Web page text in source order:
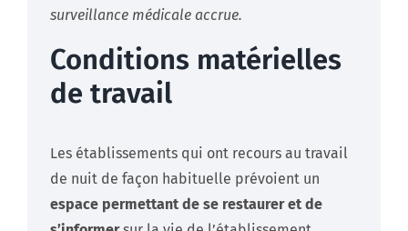
surveillance médicale accrue.
Conditions matérielles
de travail
Les établissements qui ont recours au travail
de nuit de façon habituelle prévoient un
espace permettant de se restaurer et de